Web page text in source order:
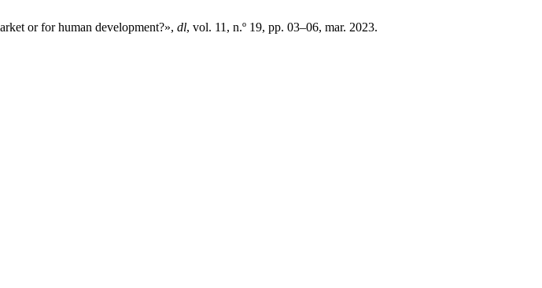
or for human development?», dl, vol. 11, n.º 19, pp. 03–06, mar. 2023.